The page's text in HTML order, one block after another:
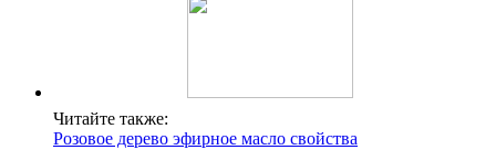
Читайте также:
Розовое дерево эфирное масло свойства